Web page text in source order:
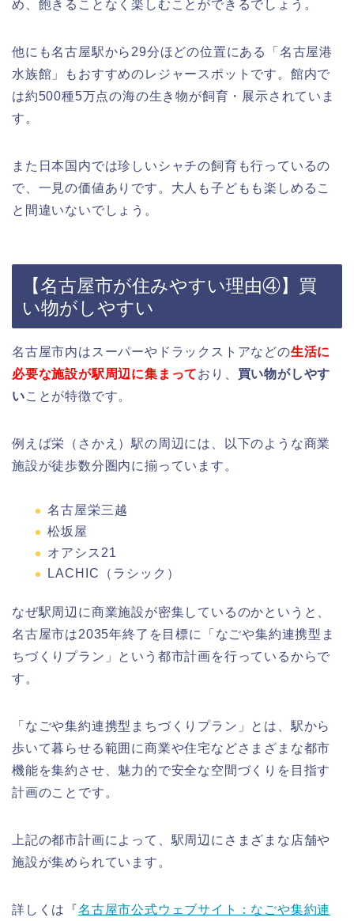
め、飽きることなく楽しむことができるでしょう。
他にも名古屋駅から29分ほどの位置にある「名古屋港
水族館」もおすすめのレジャースポットです。館内で
は約500種5万点の海の生き物が飼育・展示されていま
す。
また日本国内では珍しいシャチの飼育も行っているの
で、一見の価値ありです。大人も子どもも楽しめるこ
と間違いないでしょう。
【名古屋市が住みやすい理由④】買
い物がしやすい
名古屋市内はスーパーやドラックストアなどの生活に
必要な施設が駅周辺に集まっており、 買い物がしやす
いことが特徴です。
例えば栄（さかえ）駅の周辺には、以下のような商業
施設が徒歩数分圏内に揃っています。
名古屋栄三越
松坂屋
オアシス21
LACHIC（ラシック）
なぜ駅周辺に商業施設が密集しているのかというと、
名古屋市は2035年終了を目標に「なごや集約連携型ま
ちづくりプラン」という都市計画を行っているからで
す。
「なごや集約連携型まちづくりプラン」とは、駅から
歩いて暮らせる範囲に商業や住宅などさまざまな都市
機能を集約させ、魅力的で安全な空間づくりを目指す
計画のことです。
上記の都市計画によって、駅周辺にさまざまな店舗や
施設が集められています。
詳しくは『名古屋市公式ウェブサイト：なごや集約連